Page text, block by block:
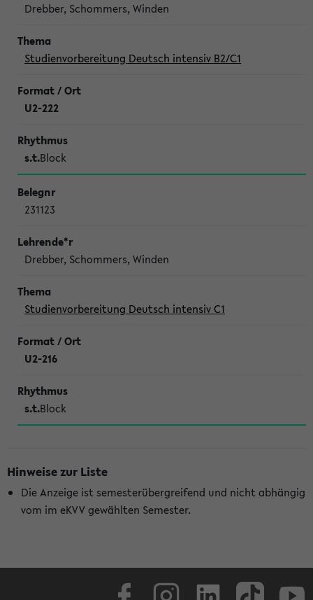
Drebber, Schommers, Winden
Studienvorbereitung Deutsch intensiv B2/C1
U2-222
s.t.Block
231123
Drebber, Schommers, Winden
Studienvorbereitung Deutsch intensiv C1
U2-216
s.t.Block
Hinweise zur Liste
Die Anzeige ist semesterübergreifend und nicht abhängig
vom im eKVV gewählten Semester.